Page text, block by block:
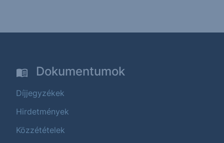
Dokumentumok
Díjjegyzékek
Hirdetmények
Közzétételek